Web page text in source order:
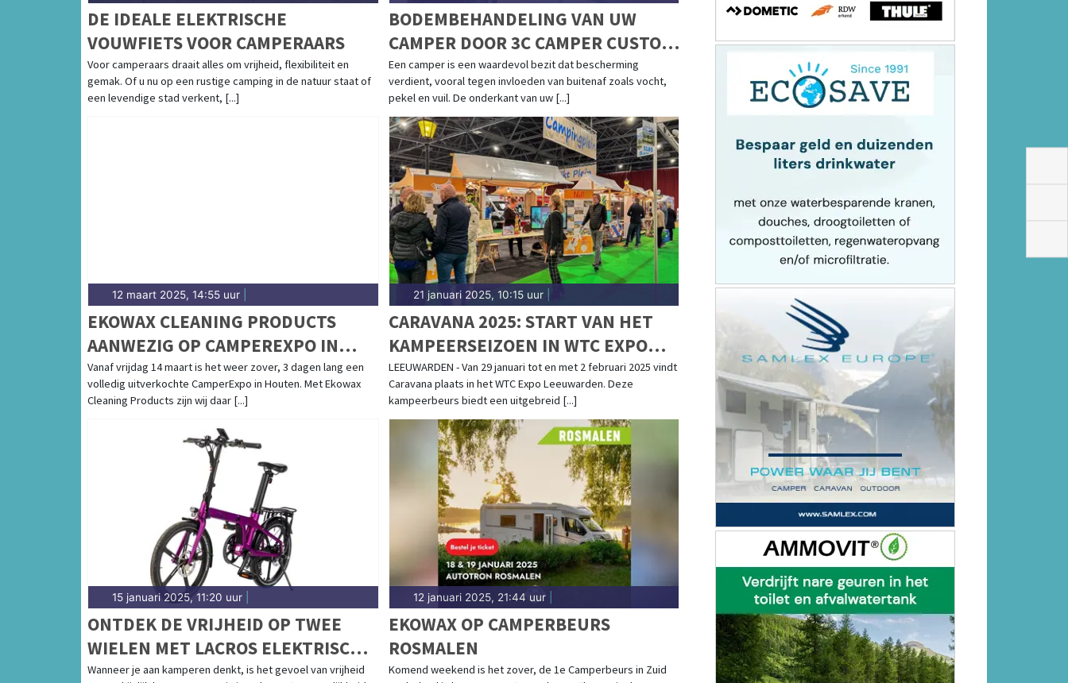
DE IDEALE ELEKTRISCHE
VOUWFIETS VOOR CAMPERAARS
Voor camperaars draait alles om vrijheid, flexibiliteit en
gemak. Of u nu op een rustige camping in de natuur staat of
een levendige stad verkent, [...]
BODEMBEHANDELING VAN UW
CAMPER DOOR 3C CAMPER CUSTOM
CARE
Een camper is een waardevol bezit dat bescherming
verdient, vooral tegen invloeden van buitenaf zoals vocht,
pekel en vuil. De onderkant van uw [...]
12 maart 2025, 14:55 uur
EKOWAX CLEANING PRODUCTS
AANWEZIG OP CAMPEREXPO IN
HOUTEN
Vanaf vrijdag 14 maart is het weer zover, 3 dagen lang een
volledig uitverkochte CamperExpo in Houten. Met Ekowax
Cleaning Products zijn wij daar [...]
21 januari 2025, 10:15 uur|
CARAVANA 2025: START VAN HET
KAMPEERSEIZOEN IN WTC EXPO
LEEUWARDEN
LEEUWARDEN - Van 29 januari tot en met 2 februari 2025 vindt
Caravana plaats in het WTC Expo Leeuwarden. Deze
kampeerbeurs biedt een uitgebreid [...]
15 januari 2025, 11:20 uur
ONTDEK DE VRIJHEID OP TWEE
WIELEN MET LACROS ELEKTRISCHE
VOUWFIETSEN
Wanneer je aan kamperen denkt, is het gevoel van vrijheid
12 januari 2025, 21:44 uur|
EKOWAX OP CAMPERBEURS
ROSMALEN
Komend weekend is het zover, de 1e Camperbeurs in Zuid